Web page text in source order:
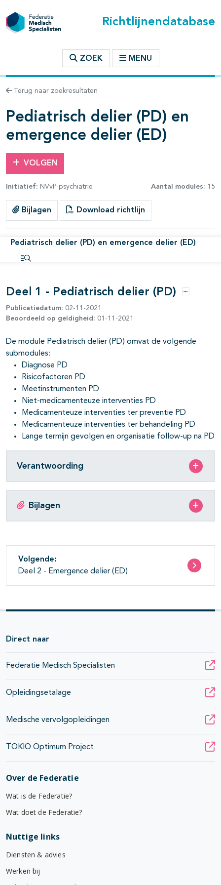
Richtlijnendatabase
ZOEK MENU
Terug naar zoekresultaten
Pediatrisch delier (PD) en
emergence delier (ED)
VOLGEN
Initiatief: NVvP psychiatrie Aantal modules: 15
Bijlagen Download richtlijn
Pediatrisch delier (PD) en emergence delier (ED)
openklappen
open- en dichtklappen
Deel 1 - Pediatrisch delier (PD) Opties
Publicatiedatum: 02-11-2021
Beoordeeld op geldigheid: 01-11-2021
De module Pediatrisch delier (PD) omvat de volgende
submodules:
Diagnose PD
Risicofactoren PD
Meetinstrumenten PD
Niet-medicamenteuze interventies PD
Medicamenteuze interventies ter preventie PD
Medicamenteuze interventies ter behandeling PD
Lange termijn gevolgen en organisatie follow-up na PD
Verantwoording
Bijlagen
Volgende:
Deel 2 - Emergence delier (ED)
Direct naar
Federatie Medisch Specialisten
Opleidingsetalage
Medische vervolgopleidingen
TOKIO Optimum Project
Over de Federatie
Wat is de Federatie?
Wat doet de Federatie?
Nuttige links
Diensten & advies
Werken bij